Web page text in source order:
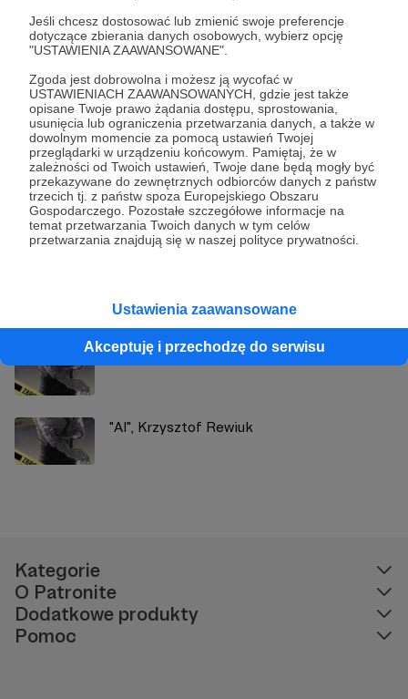
Jeśli chcesz dostosować lub zmienić swoje preferencje
dotyczące zbierania danych osobowych, wybierz opcję
"USTAWIENIA ZAAWANSOWANE".
Zgoda jest dobrowolna i możesz ją wycofać w
USTAWIENIACH ZAAWANSOWANYCH, gdzie jest także
opisane Twoje prawo żądania dostępu, sprostowania,
usunięcia lub ograniczenia przetwarzania danych, a także w
dowolnym momencie za pomocą ustawień Twojej
przeglądarki w urządzeniu końcowym. Pamiętaj, że w
zależności od Twoich ustawień, Twoje dane będą mogły być
przekazywane do zewnętrznych odbiorców danych z państw
trzecich tj. z państw spoza Europejskiego Obszaru
Gospodarczego. Pozostałe szczegółowe informacje na
temat przetwarzania Twoich danych w tym celów
przetwarzania znajdują się w naszej polityce prywatności.
Ustawienia zaawansowane
Akceptuję i przechodzę do serwisu
Fantazmaty
Zobacz profil autora
Zobacz również
Nadchodzi "Zbrodnia doskonała"!
"Al", Krzysztof Rewiuk
Kategorie
O Patronite
Dodatkowe produkty
Pomoc